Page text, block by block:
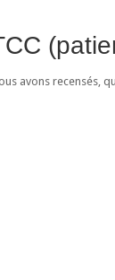
avons recensés,